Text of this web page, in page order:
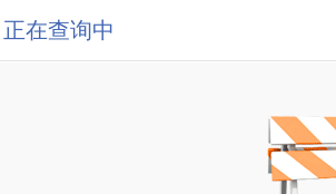
正在查询中